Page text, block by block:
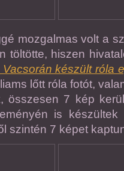
mozgalmas volt a
töltötte, hiszen
Vacsorán készült róla
lőtt róla fotót,
összesen 7 kép
is
szintén 7 képet